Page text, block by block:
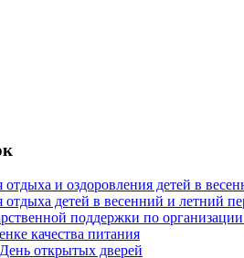
отдыха и оздоровления детей в
отдыха детей в весенний и летний
поддержки по
качества питания
открытых дверей